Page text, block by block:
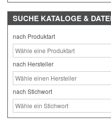
SUCHE KATALOGE &
nach Produktart
nach Hersteller
nach Stichwort